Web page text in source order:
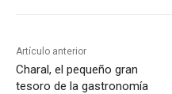
Artículo anterior
Charal, el pequeño gran
tesoro de la gastronomía